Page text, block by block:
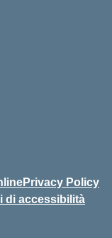
Privacy Policy
di accessibilità